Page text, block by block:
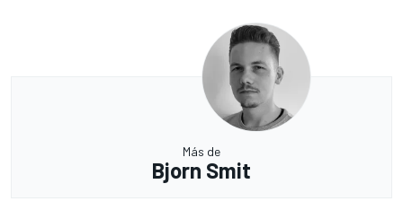
Más de
Bjorn Smit